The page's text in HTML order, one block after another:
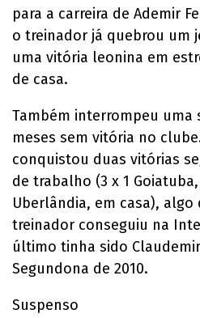
para a carreira de Ademir
o treinador já quebrou um
uma vitória leonina em
de casa.
Também interrompeu uma
meses sem vitória no
conquistou duas vitórias
de trabalho (3 x 1
Uberlândia, em casa),
treinador conseguiu na
último tinha sido
Segundona de 2010.
Suspenso